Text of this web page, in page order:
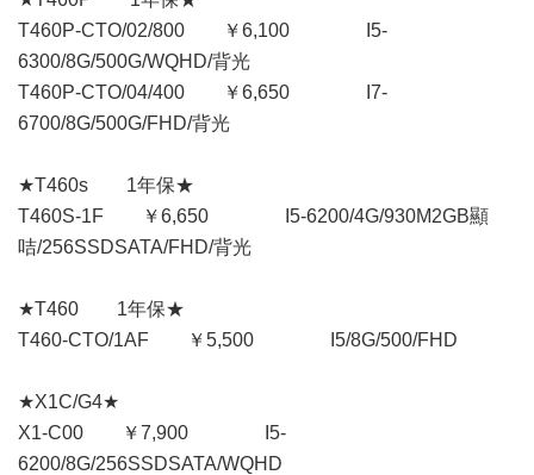
T460P-CTO/02/800 ￥6,100 I5-
6300/8G/500G/WQHD/背光
T460P-CTO/04/400 ￥6,650 I7-
6700/8G/500G/FHD/背光
★T460s 1年保★
T460S-1F ￥6,650 I5-6200/4G/930M2GB顯
咭/256SSDSATA/FHD/背光
★T460 1年保★
T460-CTO/1AF ￥5,500 I5/8G/500/FHD
★X1C/G4★
X1-C00 ￥7,900 I5-
6200/8G/256SSDSATA/WQHD